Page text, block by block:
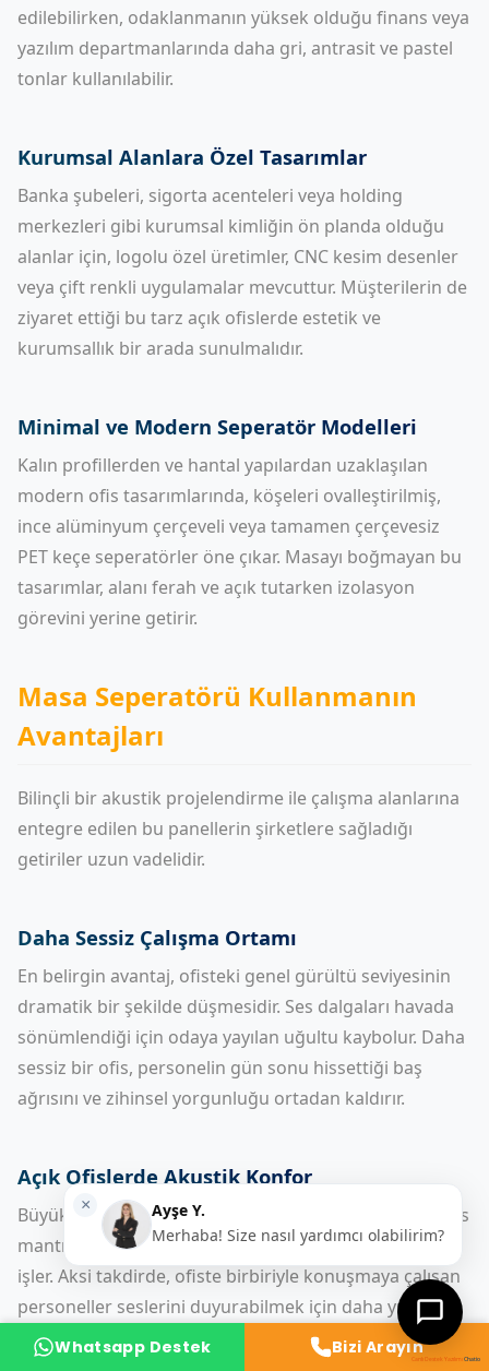
edilebilirken, odaklanmanın yüksek olduğu finans veya
yazılım departmanlarında daha gri, antrasit ve pastel
tonlar kullanılabilir.
Kurumsal Alanlara Özel Tasarımlar
Banka şubeleri, sigorta acenteleri veya holding
merkezleri gibi kurumsal kimliğin ön planda olduğu
alanlar için, logolu özel üretimler, CNC kesim desenler
veya çift renkli uygulamalar mevcuttur. Müşterilerin de
ziyaret ettiği bu tarz açık ofislerde estetik ve
kurumsallık bir arada sunulmalıdır.
Minimal ve Modern Seperatör Modelleri
Kalın profillerden ve hantal yapılardan uzaklaşılan
modern ofis tasarımlarında, köşeleri ovalleştirilmiş,
ince alüminyum çerçeveli veya tamamen çerçevesiz
PET keçe seperatörler öne çıkar. Masayı boğmayan bu
tasarımlar, alanı ferah ve açık tutarken izolasyon
görevini yerine getirir.
Masa Seperatörü Kullanmanın
Avantajları
Bilinçli bir akustik projelendirme ile çalışma alanlarına
entegre edilen bu panellerin şirketlere sağladığı
getiriler uzun vadelidir.
Daha Sessiz Çalışma Ortamı
En belirgin avantaj, ofisteki genel gürültü seviyesinin
dramatik bir şekilde düşmesidir. Ses dalgaları havada
sönümlendiği için odaya yayılan uğultu kaybolur. Daha
sessiz bir ofis, personelin gün sonu hissettiği baş
ağrısını ve zihinsel yorgunluğu ortadan kaldırır.
Açık Ofislerde Akustik Konfor
Büyük ekiplerin bir arada çalışmasını sağlayan açık ofis
mantığı, ancak akustik konfor sağlandığında verimli
işler. Aksi takdirde, ofiste birbiriyle konuşmaya çalışan
personeller seslerini duyurabilmek için daha yüksek
sesle konuşmaya başlar ve bu durum "Lombard Etkisi"
Whatsapp Destek Bizi Arayın
Canlı Destek YazılımıChatio